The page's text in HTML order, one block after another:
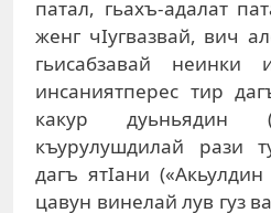
патал, гьахъ-адалат
женг чIугвазвай, вич
гьисабзавай неинки
инсаниятперес тир
какур дуьньядин
къурулушдилай рази
дагъ ятIани
цавун винелай лув гуз